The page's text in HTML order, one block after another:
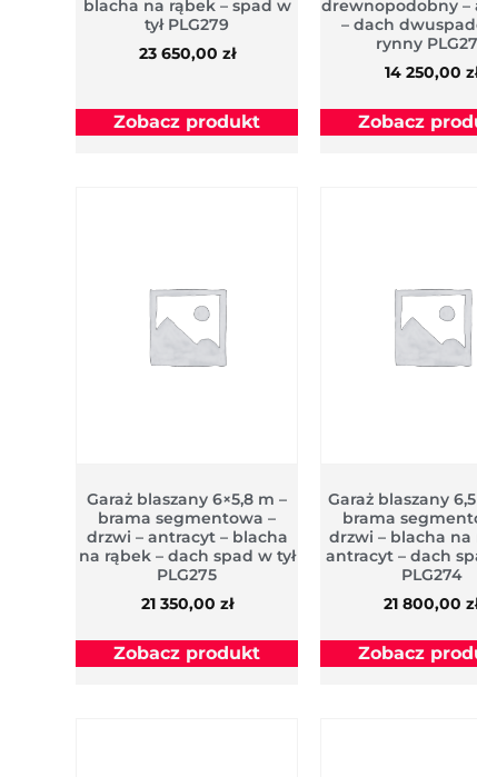
blacha na rąbek – spad w
tył PLG279
23 650,00 zł
Zobacz produkt
drewnopodobny –
– dach
rynny
14 250,00
Zobacz
Garaż blaszany 6×5,8 m –
brama segmentowa –
drzwi – antracyt – blacha
na rąbek – dach spad w tył
PLG275
21 350,00 zł
Zobacz produkt
Garaż blaszany
brama
drzwi – blacha na
antracyt – dach
PLG274
21 800,00
Zobacz